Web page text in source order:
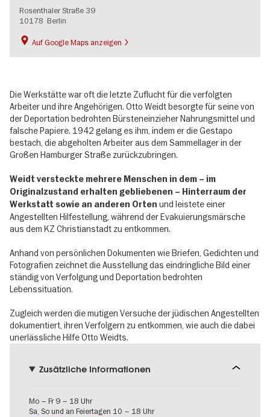
Rosenthaler Straße 39
10178 Berlin
Auf Google Maps anzeigen
Die Werkstätte war oft die letzte Zuflucht für die verfolgten
Arbeiter und ihre Angehörigen. Otto Weidt besorgte für seine von
der Deportation bedrohten Bürsteneinzieher Nahrungsmittel und
falsche Papiere. 1942 gelang es ihm, indem er die Gestapo
bestach, die abgeholten Arbeiter aus dem Sammellager in der
Großen Hamburger Straße zurückzubringen.
Weidt versteckte mehrere Menschen in dem – im
Originalzustand erhalten gebliebenen – Hinterraum der
Werkstatt sowie an anderen Orten und leistete einer
Angestellten Hilfestellung, während der Evakuierungsmärsche
aus dem KZ Christianstadt zu entkommen.
Anhand von persönlichen Dokumenten wie Briefen, Gedichten und
Fotografien zeichnet die Ausstellung das eindringliche Bild einer
ständig von Verfolgung und Deportation bedrohten
Lebenssituation.
Zugleich werden die mutigen Versuche der jüdischen Angestellten
dokumentiert, ihren Verfolgern zu entkommen, wie auch die dabei
unerlässliche Hilfe Otto Weidts.
Zusätzliche Informationen
Mo – Fr 9 – 18 Uhr
Sa, So und an Feiertagen 10 – 18 Uhr